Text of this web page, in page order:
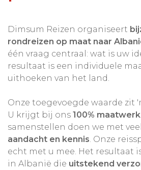
Dimsum Reizen organiseert
rondreizen op maat naar
één vraag centraal: wat is uw
resultaat is een individuele
uithoeken van het land.
Onze toegevoegde waarde zit
U krijgt bij ons 100% maatwerk
samenstellen doen we met veel
aandacht en kennis . Onze
echt met u mee. Het resultaat
in Albanië die uitstekend